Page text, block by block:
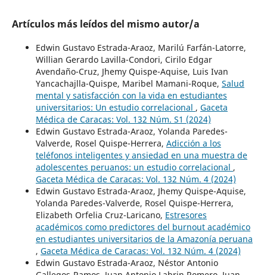
Artículos más leídos del mismo autor/a
Edwin Gustavo Estrada-Araoz, Marilú Farfán-Latorre,
Willian Gerardo Lavilla-Condori, Cirilo Edgar
Avendaño-Cruz, Jhemy Quispe-Aquise, Luis Ivan
Yancachajlla-Quispe, Maribel Mamani-Roque, Salud
mental y satisfacción con la vida en estudiantes
universitarios: Un estudio correlacional , Gaceta
Médica de Caracas: Vol. 132 Núm. S1 (2024)
Edwin Gustavo Estrada-Araoz, Yolanda Paredes-
Valverde, Rosel Quispe-Herrera, Adicción a los
teléfonos inteligentes y ansiedad en una muestra de
adolescentes peruanos: un estudio correlacional ,
Gaceta Médica de Caracas: Vol. 132 Núm. 4 (2024)
Edwin Gustavo Estrada-Araoz, Jhemy Quispe-Aquise,
Yolanda Paredes-Valverde, Rosel Quispe-Herrera,
Elizabeth Orfelia Cruz-Laricano, Estresores
académicos como predictores del burnout académico
en estudiantes universitarios de la Amazonía peruana
, Gaceta Médica de Caracas: Vol. 132 Núm. 4 (2024)
Edwin Gustavo Estrada-Araoz, Néstor Antonio